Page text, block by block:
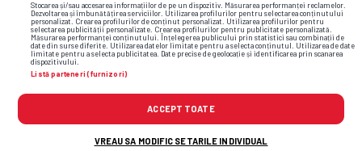
Stocarea și/sau accesarea informațiilor de pe un dispozitiv. Măsurarea performanței reclamelor.
Dezvoltarea și îmbunătățirea serviciilor. Utilizarea profilurilor pentru selectarea conținutului
personalizat. Crearea profilurilor de conținut personalizat. Utilizarea profilurilor pentru
selectarea publicității personalizate. Crearea profilurilor pentru publicitate personalizată.
Măsurarea performanței conținutului. Înțelegerea publicului prin statistici sau combinații de
date din surse diferite. Utilizarea datelor limitate pentru a selecta conținutul. Utilizarea de date
limitate pentru a selecta publicitatea. Date precise de geolocație și identificarea prin scanarea
dispozitivului.
Listă parteneri (furnizori)
ACCEPT TOATE
VREAU SA MODIFIC SETARILE INDIVIDUAL